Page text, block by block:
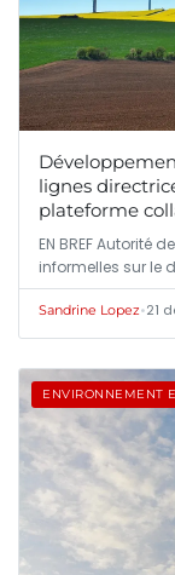
lignes
plateforme
carbone des
distribution
EN BREF Autorité
informelles sur le
Sandrine Lopez•21
ENVIRONNEMENT